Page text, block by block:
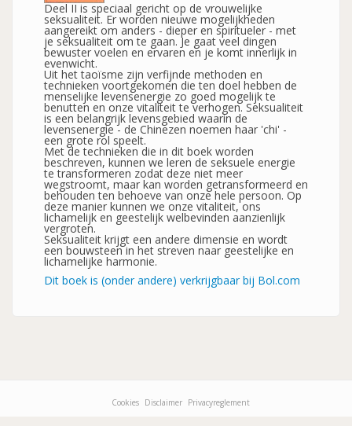
Deel II is speciaal gericht op de vrouwelijke
seksualiteit. Er worden nieuwe mogelijkheden
aangereikt om anders - dieper en spiritueler - met
je seksualiteit om te gaan. Je gaat veel dingen
bewuster voelen en ervaren en je komt innerlijk in
evenwicht.
Uit het taoïsme zijn verfijnde methoden en
technieken voortgekomen die ten doel hebben de
menselijke levensenergie zo goed mogelijk te
benutten en onze vitaliteit te verhogen. Seksualiteit
is een belangrijk levensgebied waarin de
levensenergie - de Chinezen noemen haar 'chi' -
een grote rol speelt.
Met de technieken die in dit boek worden
beschreven, kunnen we leren de seksuele energie
te transformeren zodat deze niet meer
wegstroomt, maar kan worden getransformeerd en
behouden ten behoeve van onze hele persoon. Op
deze manier kunnen we onze vitaliteit, ons
lichamelijk en geestelijk welbevinden aanzienlijk
vergroten.
Seksualiteit krijgt een andere dimensie en wordt
een bouwsteen in het streven naar geestelijke en
lichamelijke harmonie.
Dit boek is (onder andere) verkrijgbaar bij Bol.com
Cookies Disclaimer Privacyreglement